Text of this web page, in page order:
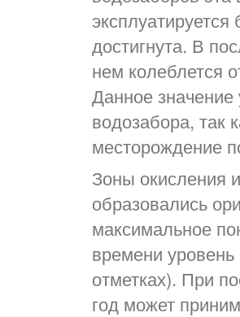
достигнута. В
нем колеблется
Данное
водозабора, так
месторождение
Зоны окисления
образовались
максимальное
времени
отметках). При
год может